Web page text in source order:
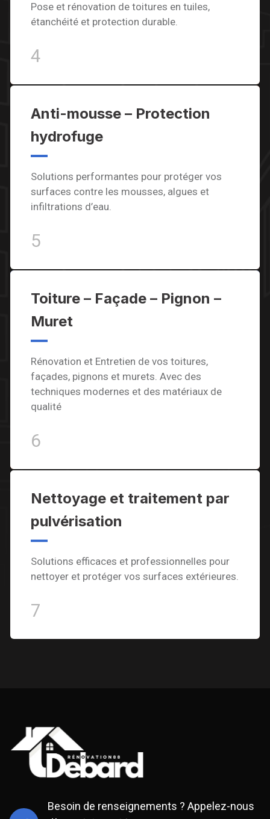
Pose et rénovation de toitures en tuiles,
étanchéité et protection durable.
4
Anti-mousse – Protection
hydrofuge
Solutions performantes pour protéger vos
surfaces contre les mousses, algues et
infiltrations d’eau.
5
Toiture – Façade – Pignon –
Muret
Rénovation et Entretien de vos toitures,
façades, pignons et murets. Avec des
techniques modernes et des matériaux de
qualité
6
Nettoyage et traitement par
pulvérisation
Solutions efficaces et professionnelles pour
nettoyer et protéger vos surfaces extérieures.
7
Besoin de renseignements ? Appelez-nous